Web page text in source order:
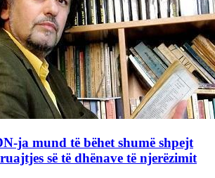
ja mund të bëhet shumë shpejt
së të dhënave të njerëzimit